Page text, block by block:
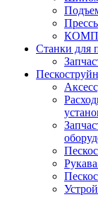
Станки для